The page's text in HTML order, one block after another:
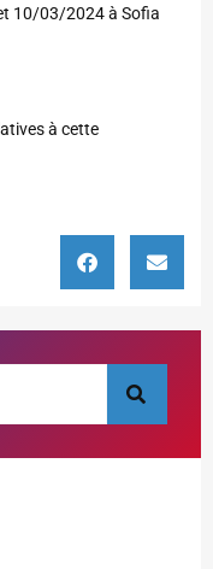
10/03/2024 à Sofia
à cette